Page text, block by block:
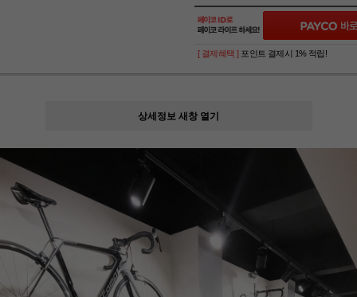
[ 결제혜택 ] 포인트 결제시 1% 적립!
상세정보 새창 열기